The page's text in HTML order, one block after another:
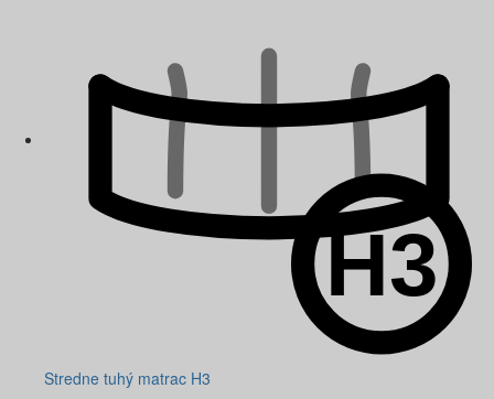
Stredne tuhý matrac H3